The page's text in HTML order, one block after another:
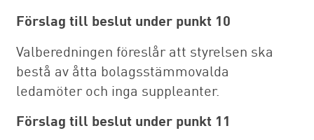
Förslag till beslut under punkt 10
Valberedningen föreslår att styrelsen ska
bestå av åtta bolagsstämmovalda
ledamöter och inga suppleanter.
Förslag till beslut under punkt 11